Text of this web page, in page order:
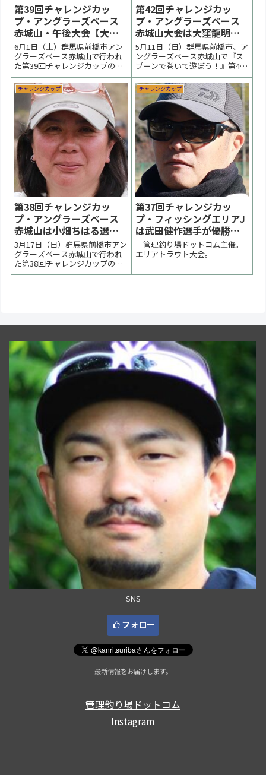
第39回チャレンジカッ
プ・アングラーズベース
赤城山・午後大会【大会
終了】
6月1日（土）群馬県前橋市アン
グラーズベース赤城山で行われ
た第39回チャレンジカップの様
子をまとめています。チャレン
ジカップ初の午後大会。正午気
温27℃、水温17℃。池はターン
オーバー気味でマッディ。難し
いコンディションの試合になり
ました。優勝は後藤将虎選手で
した。 < 前の大会...
第42回チャレンジカッ
プ・アングラーズベース
赤城山大会は大窪龍明選
手が優勝【大会速報】
5月11日（日）群馬県前橋市、ア
ングラーズベース赤城山で『ス
プーンで巻いて遊ぼう！』第42
回チャレンジカップの大会の様
子をまとめています。予選から
強風が吹き荒れる、風に悩まさ
れるハードなコンディションに
なりました。決勝は高活性鱒が
残る展開となり、大窪龍明選手
が優勝しました。 < ...
チャレンジカップ
第38回チャレンジカッ
プ・アングラーズベース
赤城山は小畑ちはる選手
が優勝【大会結果】
3月17日（日）群馬県前橋市アン
グラーズベース赤城山で行われ
た第38回チャレンジカップの様
子をまとめています。朝の気温
チャレンジカップ
第37回チャレンジカッ
プ・フィッシングエリアJ
は武田健作選手が優勝
【大会結果】
管理釣り場ドットコム主催。
エリアトラウト大会。
SNS
フォロー
最新情報をお届けします。
管理釣り場ドットコム
Instagram